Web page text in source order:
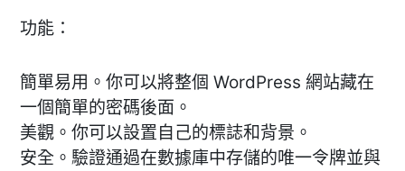
功能：
簡單易用。你可以將整個 WordPress 網站藏在
一個簡單的密碼後面。
美觀。你可以設置自己的標誌和背景。
安全。驗證通過在數據庫中存儲的唯一令牌並與